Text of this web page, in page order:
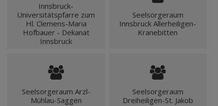
Innsbruck-
Universitätspfarre zum
Hl. Clemens-Maria
Hofbauer - Dekanat
Innsbruck
Seelsorgeraum
Innsbruck Allerheiligen-
Kranebitten
Seelsorgeraum Arzl-
Mühlau-Saggen
Seelsorgeraum
Dreiheiligen-St. Jakob